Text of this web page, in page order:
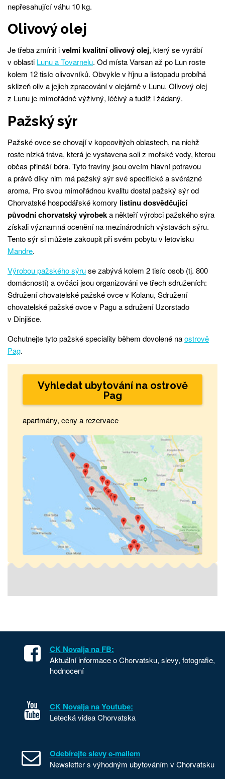
nepřesahující váhu 10 kg.
Olivový olej
Je třeba zmínit ivelmi kvalitní olivový olej, který se vyrábí
v oblasti Lunu a Tovarnelu. Od místa Varsan až po Lun roste
kolem 12 tisíc olivovníků. Obvykle v říjnu a listopadu probíhá
sklizeň oliv a jejich zpracování v olejárně v Lunu. Olivový olej
z Lunu je mimořádně výživný, léčivý a tudíž i žádaný.
Pažský sýr
Pažské ovce se chovají v kopcovitých oblastech, na nichž
roste nízká tráva, která je vystavena soli z mořské vody, kterou
občas přináší bóra. Tyto traviny jsou ovcím hlavní potravou
a právě díky nim má pažský sýr své specifické a svérázné
aroma. Pro svou mimořádnou kvalitu dostal pažský sýr od
Chorvatské hospodářské komory listinu dosvědčující
původní chorvatský výrobeka někteří výrobci pažského sýra
získali významná ocenění na mezinárodních výstavách sýru.
Tento sýr si můžete zakoupit při svém pobytu v letovisku
Mandre.
Výrobou pažského sýruse zabývá kolem 2 tisíc osob (tj. 800
domácností) a ovčáci jsou organizováni ve třech sdruženích:
Sdružení chovatelské pažské ovce v Kolanu, Sdružení
chovatelské pažské ovce v Pagu a sdružení Uzorstado
v Dinjišce.
Ochutnejte tyto pažské speciality během dovolené naostrově
Pag.
Vyhledat ubytování na ostrově
Pag
apartmány, ceny a rezervace
CK Novalja na FB:
Aktuální informace o Chorvatsku, slevy, fotografie,
hodnocení
CK Novalja na Youtube:
Letecká videa Chorvatska
Odebírejte slevy e-mailem
Newsletter s výhodným ubytováním v Chorvatsku